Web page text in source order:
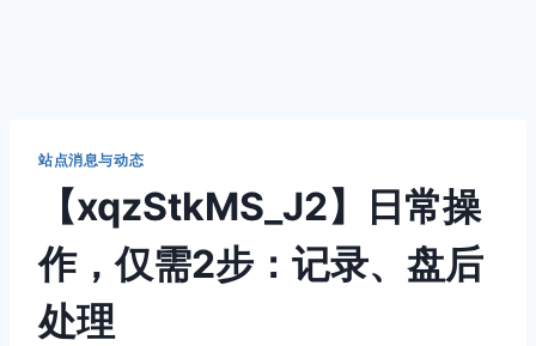
站点消息与动态
【xqzStkMS_J2】日常操
作，仅需2步：记录、盘后
处理